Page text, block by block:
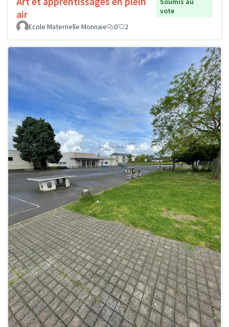
air
vote
Ecole Maternelle Monnaie
0 2